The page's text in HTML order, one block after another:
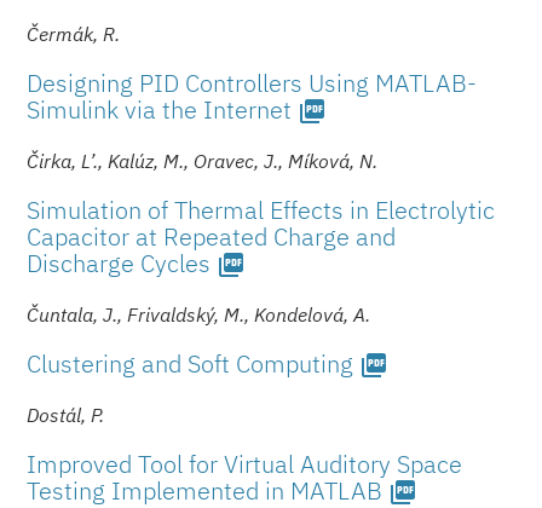
Čermák, R.
Designing PID Controllers Using MATLAB-
Simulink via the Internet picture_as_pdf
Čirka, L’., Kalúz, M., Oravec, J., Míková, N.
Simulation of Thermal Effects in Electrolytic
Capacitor at Repeated Charge and
Discharge Cycles picture_as_pdf
Čuntala, J., Frivaldský, M., Kondelová, A.
Clustering and Soft Computing picture_as_pdf
Dostál, P.
Improved Tool for Virtual Auditory Space
Testing Implemented in MATLAB picture_as_pdf